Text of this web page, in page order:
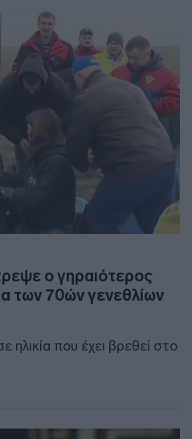
ο γηραιότερος
των 70ών γενεθλίων
ηλικία που έχει βρεθεί στο